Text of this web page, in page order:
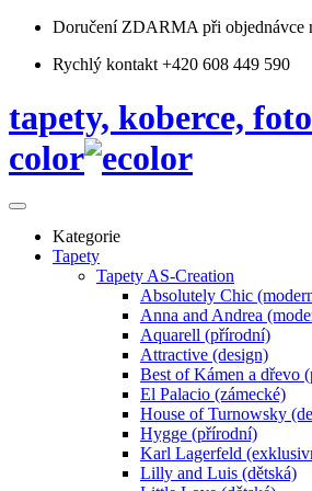
Doručení ZDARMA při objednávce
Rychlý kontakt +420 608 449 590
tapety, koberce,
color
Kategorie
Tapety
Tapety AS-Creation
Absolutely Chic
Anna and Andrea
Aquarell (přírodní)
Attractive (design)
Best of Kámen a dřevo
El Palacio (zámecké)
House of Turnowsky
Hygge (přírodní)
Karl Lagerfeld
Lilly and Luis (dětská)